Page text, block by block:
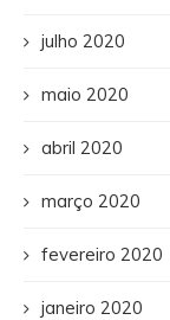
julho 2020
maio 2020
abril 2020
março 2020
fevereiro 2020
janeiro 2020